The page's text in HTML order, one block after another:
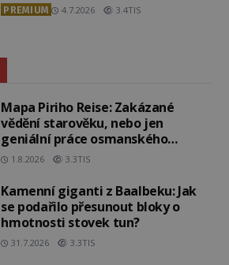
PREMIUM 4.7.2026 3.4TIS
Mapa Piriho Reise: Zakázané
vědění starověku, nebo jen
geniální práce osmanského
admirála?
1.8.2026 3.3TIS
Kamenní giganti z Baalbeku: Jak
se podařilo přesunout bloky o
hmotnosti stovek tun?
31.7.2026 3.3TIS